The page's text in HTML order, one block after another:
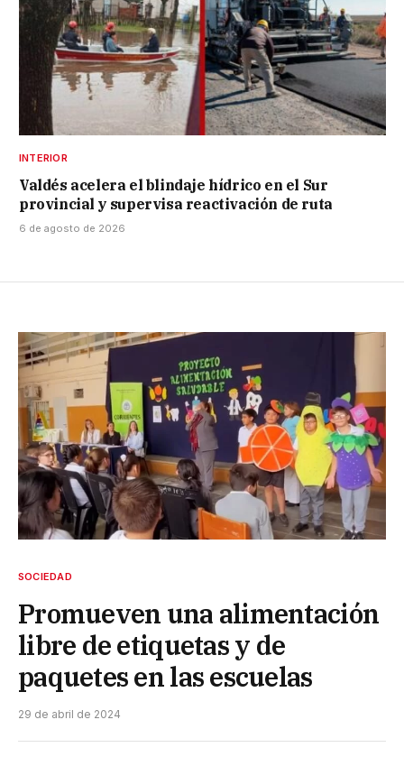
INTERIOR
Valdés acelera el blindaje hídrico en el Sur
provincial y supervisa reactivación de ruta
6 de agosto de 2026
SOCIEDAD
Promueven una alimentación
libre de etiquetas y de
paquetes en las escuelas
29 de abril de 2024